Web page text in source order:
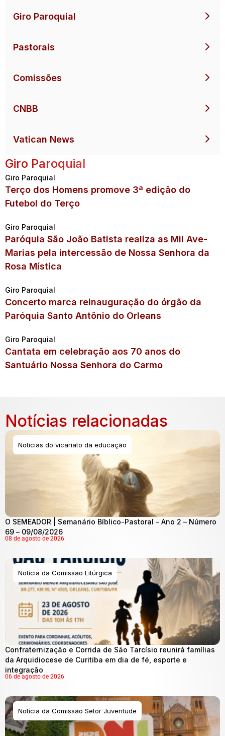
Giro Paroquial
Pastorais
Comissões
CNBB
Vatican News
Giro Paroquial
Giro Paroquial
Terço dos Homens promove 3ª edição do
Futebol do Terço
Giro Paroquial
Paróquia São João Batista realiza as Mil Ave-
Marias pela intercessão de Nossa Senhora da
Rosa Mística
Giro Paroquial
Concerto marca reinauguração do órgão da
Paróquia Santo Antônio do Orleans
Giro Paroquial
Cantata em celebração aos 70 anos do
Santuário Nossa Senhora do Carmo
Notícias relacionadas
Noticias do vicariato da educação
O SEMEADOR | Semanário Bíblico-Pastoral – Ano 2 – Número
69 – 09/08/2026
08 de agosto de 2026
Notícia da Comissão Litúrgica
Confraternização e Corrida de São Tarcísio reunirá famílias
da Arquidiocese de Curitiba em dia de fé, esporte e
integração
06 de agosto de 2026
Notícia da Comissão Setor Juventude